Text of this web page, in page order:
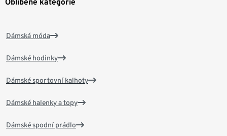
Dámská móda
Dámské hodinky
Dámské sportovní kalhoty
Dámské halenky a topy
Dámské spodní prádlo